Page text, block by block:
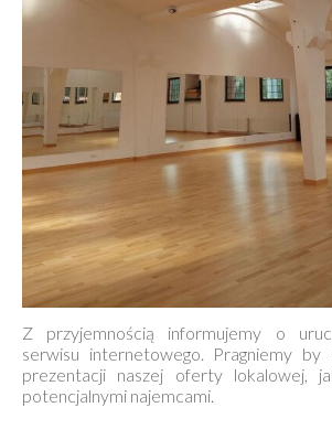
Z przyjemnością informujemy o
serwisu internetowego. Pragniemy by
prezentacji naszej oferty lokalowej,
potencjalnymi najemcami.